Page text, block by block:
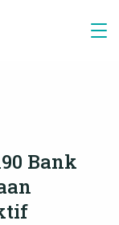
Bank